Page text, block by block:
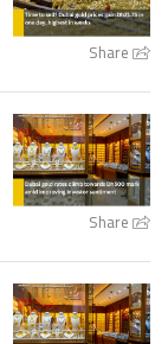
Share
Share